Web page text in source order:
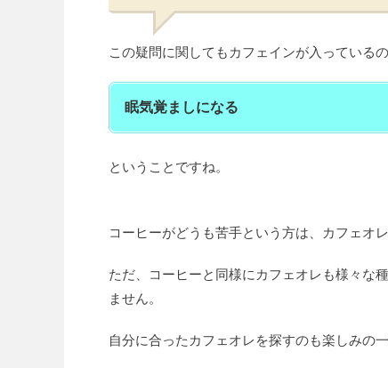
この疑問に関してもカフェインが入っている
眠気覚ましになる
ということですね。
コーヒーがどうも苦手という方は、カフェオ
ただ、コーヒーと同様にカフェオレも様々な
ません。
自分に合ったカフェオレを探すのも楽しみの